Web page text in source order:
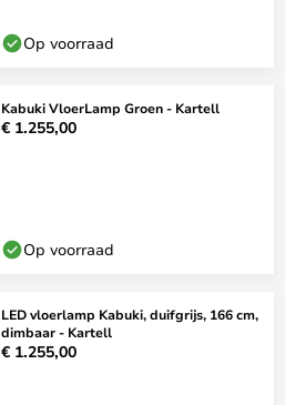
Op voorraad
Kabuki VloerLamp Groen - Kartell
€ 1.255,00
Op voorraad
LED vloerlamp Kabuki, duifgrijs, 166 cm,
dimbaar - Kartell
€ 1.255,00